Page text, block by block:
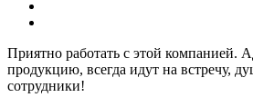
Приятно работать с этой компанией.
продукцию, всегда идут на встречу,
сотрудники!